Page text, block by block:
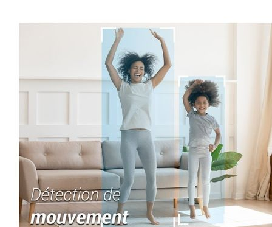
Estas cookies
por terceras partes
no funcionarán
Información de las
Cookies
Nuestros partners
crear un perfil de
publicidad estará
Información de las